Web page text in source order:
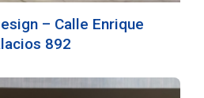
– Calle Enrique
892